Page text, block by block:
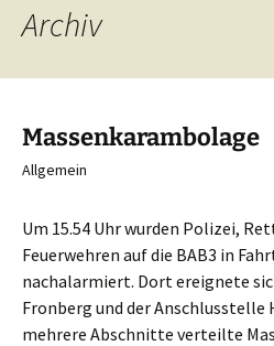
Archiv
Massenkarambolage
Allgemein
Um 15.54 Uhr wurden Polizei,
Feuerwehren auf die BAB3 in
nachalarmiert. Dort ereignete
Fronberg und der
mehrere Abschnitte verteilte